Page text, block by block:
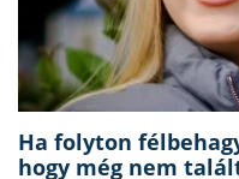
Ha folyton
hogy még nem